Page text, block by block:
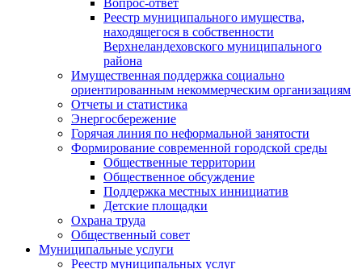
Вопрос-ответ
Реестр муниципального имущества,
находящегося в собственности
Верхнеландеховского муниципального
района
Имущественная поддержка социально
ориентированным некоммерческим организациям
Отчеты и статистика
Энергосбережение
Горячая линия по неформальной занятости
Формирование современной городской среды
Общественные территории
Общественное обсуждение
Поддержка местных иннициатив
Детские площадки
Охрана труда
Общественный совет
Муниципальные услуги
Реестр муниципальных услуг